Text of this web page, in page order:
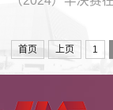
为“说说我的党史
察参赛者的党史
认真准备，力求
首页 上页 1